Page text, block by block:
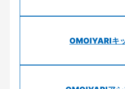
OMOIYARIキ